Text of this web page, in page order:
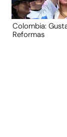
Colombia:
Reformas